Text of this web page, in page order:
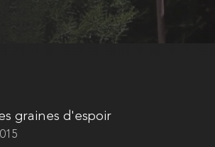
graines d'espoir